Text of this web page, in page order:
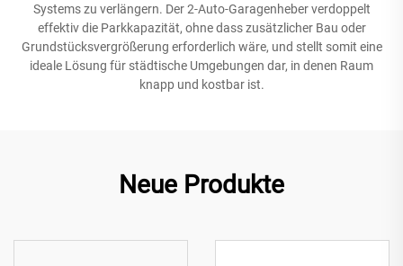
Systems zu verlängern. Der 2-Auto-Garagenheber verdoppelt
effektiv die Parkkapazität, ohne dass zusätzlicher Bau oder
Grundstücksvergrößerung erforderlich wäre, und stellt somit eine
ideale Lösung für städtische Umgebungen dar, in denen Raum
knapp und kostbar ist.
Neue Produkte